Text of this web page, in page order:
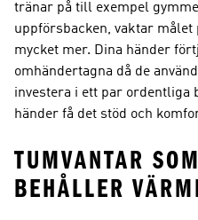
tränar på till exempel
uppförsbacken, vaktar
mycket mer. Dina händer
omhändertagna då de
investera i ett par ordentliga
händer få det stöd och
TUMVANTAR
BEHÅLLER